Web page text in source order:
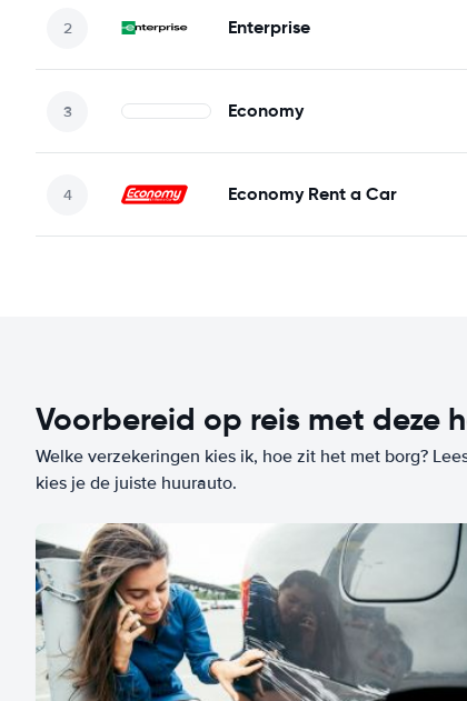
Enterprise
Economy
Economy Rent a Car
Voorbereid op reis met deze
Welke verzekeringen kies ik, hoe zit het met borg?
kies je de juiste huurauto.